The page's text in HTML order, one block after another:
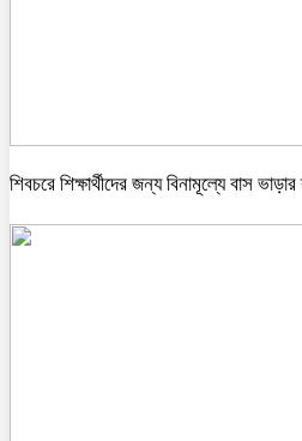
শিবচরে শিক্ষার্থীদের জন্য বিনামূল্যে বাস